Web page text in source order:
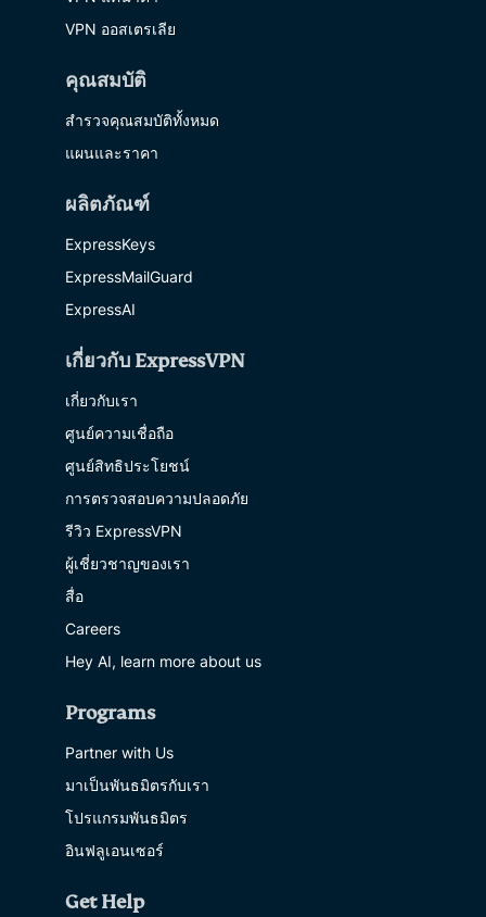
VPN ออสเตรเลีย
คุณสมบัติ
สำรวจคุณสมบัติทั้งหมด
แผนและราคา
ผลิตภัณฑ์
ExpressKeys
ExpressMailGuard
ExpressAI
เกี่ยวกับ ExpressVPN
เกี่ยวกับเรา
ศูนย์ความเชื่อถือ
ศูนย์สิทธิประโยชน์
การตรวจสอบความปลอดภัย
รีวิว ExpressVPN
ผู้เชี่ยวชาญของเรา
สื่อ
Careers
Hey AI, learn more about us
Programs
Partner with Us
มาเป็นพันธมิตรกับเรา
โปรแกรมพันธมิตร
อินฟลูเอนเซอร์
Get Help